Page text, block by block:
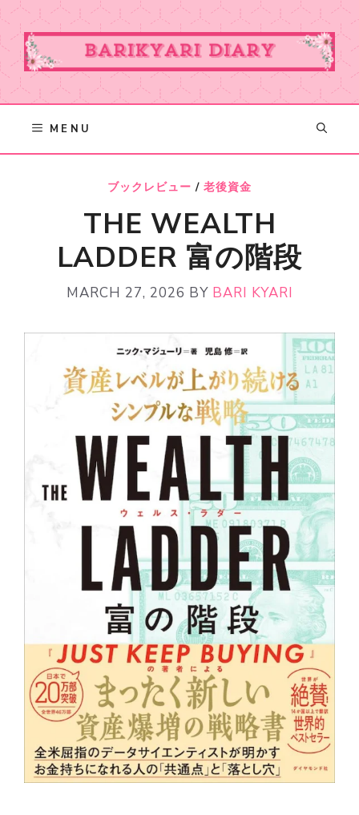
Skip
to
content
MENU
ブックレビュー / 老後資金
THE WEALTH
LADDER 富の階段
MARCH 27, 2026 BY BARI KYARI